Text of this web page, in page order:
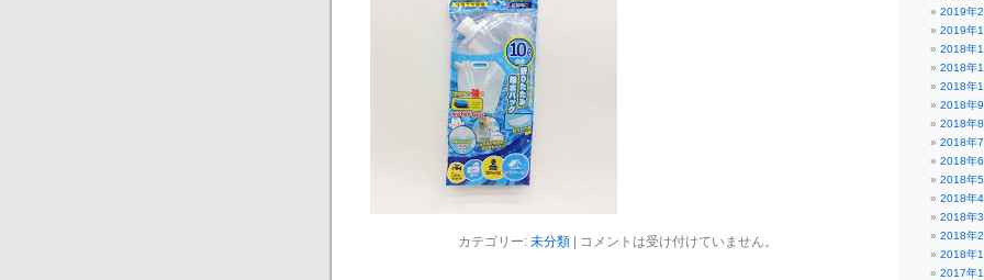
カテゴリー: 未分類| コメントは受け付けていません。
2019年2
2019年1
2018年
2018年
2018年
2018年9
2018年8
2018年7
2018年6
2018年5
2018年4
2018年3
2018年2
2018年1
2017年